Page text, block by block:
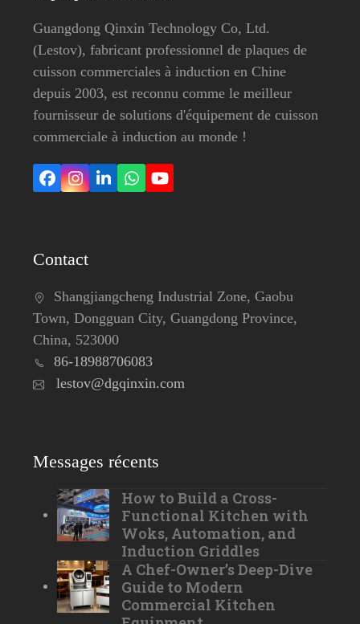
Guangdong Qinxin Technology Co, Ltd.
(Lestov), fabricant professionnel de plaques de
cuisson commerciales à induction en Chine
depuis 2003, est reconnu comme le meilleur
fournisseur de solutions d'équipement de cuisson
commerciale à induction au monde !
Facebook
Instagram
LinkedIn
Whatsapp
YouTube
Contact
Shangjiangcheng Industrial Zone, Gaobu
Town, Dongguan City, Guangdong Province,
China, 523000
86-18988706083
lestov@dgqinxin.com
Messages récents
How to Build a Cross-
Functional Kitchen with
Woks, Automation, and
Induction Griddles
A Chef-Owner’s Deep-Dive
Guide to Modern
Commercial Kitchen